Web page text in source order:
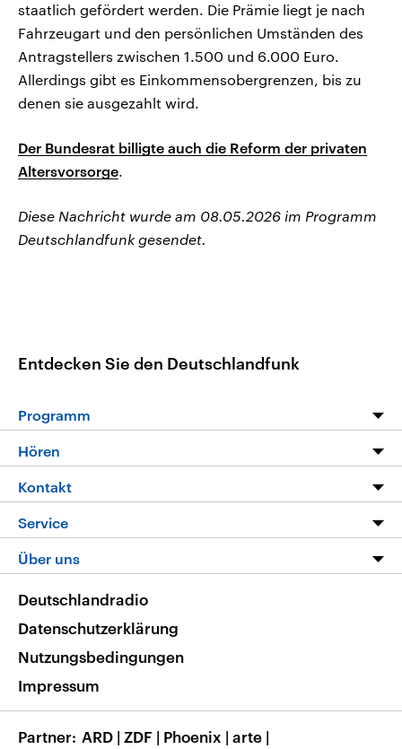
staatlich gefördert werden. Die Prämie liegt je nach
Fahrzeugart und den persönlichen Umständen des
Antragstellers zwischen 1.500 und 6.000 Euro.
Allerdings gibt es Einkommensobergrenzen, bis zu
denen sie ausgezahlt wird.
Der Bundesrat billigte auch die Reform der privaten
Altersvorsorge.
Diese Nachricht wurde am 08.05.2026 im Programm
Deutschlandfunk gesendet.
Entdecken Sie den Deutschlandfunk
Programm
Programm
Die Nachrichten
Nachrichtenleicht
Neue Beiträge auf dlf.de
Hören
Livestream
Podcasts
Deutschlandfunk App
Nachrichten App
Frequenzen
Kontakt
Hörerservice
Service
FAQ
Veranstaltungen
Musikliste
RSS
Über uns
Barrierefreiheit
Deutschlandradio
Datenschutzerklärung
Nutzungsbedingungen
Impressum
Partner ARD | ZDF | Phoenix | arte |